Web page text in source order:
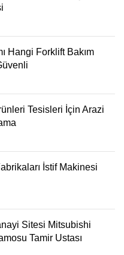
Hangi Forklift Bakım
Tesisleri İçin Arazi
İstif Makinesi
Sitesi Mitsubishi
Tamir Ustası